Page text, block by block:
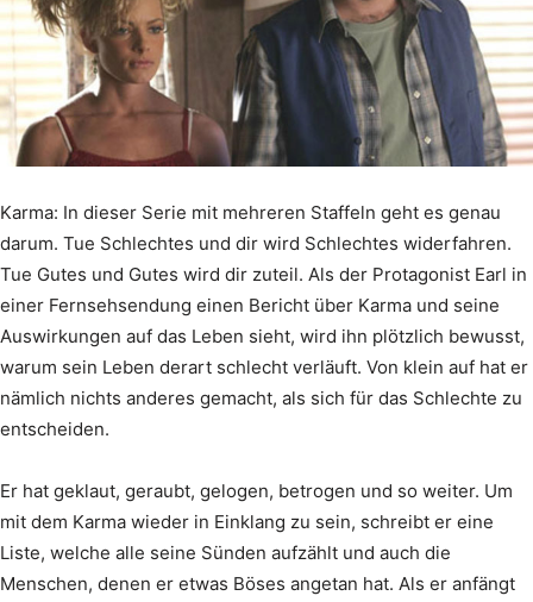
Karma: In dieser Serie mit mehreren Staffeln geht es genau
darum. Tue Schlechtes und dir wird Schlechtes widerfahren.
Tue Gutes und Gutes wird dir zuteil. Als der Protagonist Earl in
einer Fernsehsendung einen Bericht über Karma und seine
Auswirkungen auf das Leben sieht, wird ihn plötzlich bewusst,
warum sein Leben derart schlecht verläuft. Von klein auf hat er
nämlich nichts anderes gemacht, als sich für das Schlechte zu
entscheiden.
Er hat geklaut, geraubt, gelogen, betrogen und so weiter. Um
mit dem Karma wieder in Einklang zu sein, schreibt er eine
Liste, welche alle seine Sünden aufzählt und auch die
Menschen, denen er etwas Böses angetan hat. Als er anfängt